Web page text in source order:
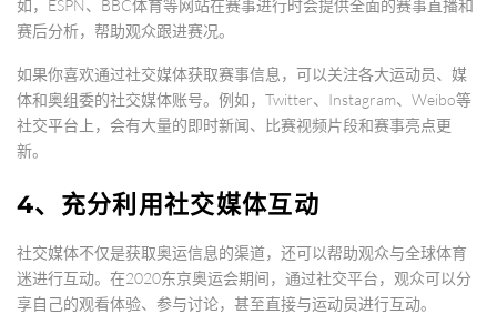
如，ESPN、BBC体育等网站在赛事进行时会提供全面的赛事直播和
赛后分析，帮助观众跟进赛况。
如果你喜欢通过社交媒体获取赛事信息，可以关注各大运动员、媒
体和奥组委的社交媒体账号。例如，Twitter、Instagram、Weibo等
社交平台上，会有大量的即时新闻、比赛视频片段和赛事亮点更
新。
4、充分利用社交媒体互动
社交媒体不仅是获取奥运信息的渠道，还可以帮助观众与全球体育
迷进行互动。在2020东京奥运会期间，通过社交平台，观众可以分
享自己的观看体验、参与讨论，甚至直接与运动员进行互动。